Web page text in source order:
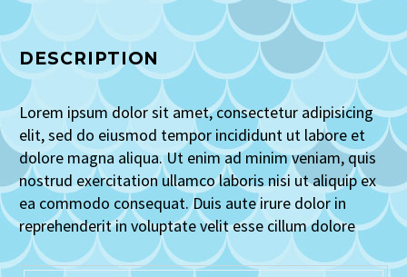
DESCRIPTION
Lorem ipsum dolor sit amet, consectetur adipisicing
elit, sed do eiusmod tempor incididunt ut labore et
dolore magna aliqua. Ut enim ad minim veniam, quis
nostrud exercitation ullamco laboris nisi ut aliquip ex
ea commodo consequat. Duis aute irure dolor in
reprehenderit in voluptate velit esse cillum dolore